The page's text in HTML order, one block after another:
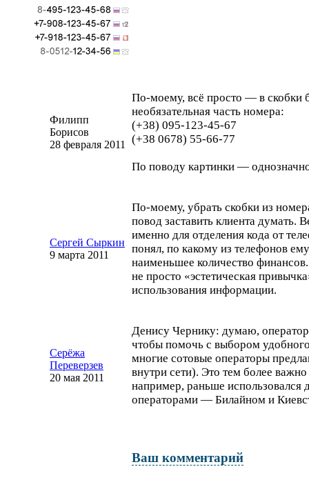
Филипп
Борисов
28 февраля 2011
По-моему, всё просто — в скобки
необязательная часть номера:
(+38) 095-123-45-67
(+38 0678) 55-66-77
По поводу картинки —
Сергей Сыркин
9 марта 2011
По-моему, убрать скобки из
повод заставить клиента думать.
именно для отделения кода от
понял, по какому из телефонов
наименьшее количество финансов.
не просто «эстетическая
использования информации.
Серёжа
Переверзев
20 мая 2011
Денису Чернику: думаю,
чтобы помочь с выбором
многие сотовые операторы
внутри сети). Это тем более
например, раньше использовался
операторами — Билайном и
Ваш комментарий